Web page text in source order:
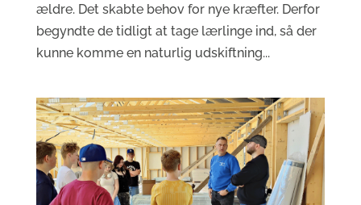
ældre. Det skabte behov for nye kræfter. Derfor
begyndte de tidligt at tage lærlinge ind, så der
kunne komme en naturlig udskiftning...